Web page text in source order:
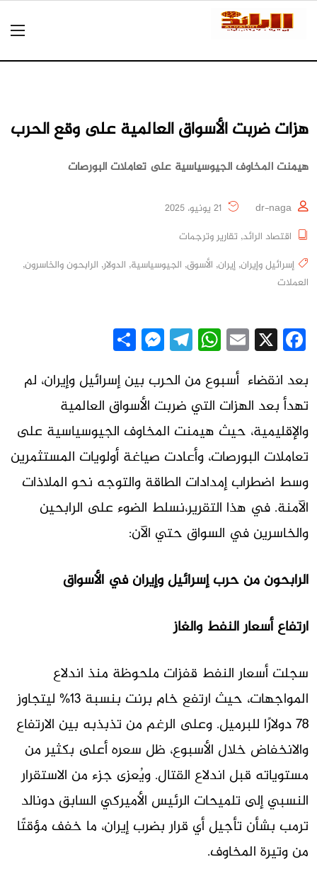
هزات ضربت الأسواق العالمية على وقع الحرب
هيمنت المخاوف الجيوسياسية على تعاملات البورصات
dr-naga
اقتصاد الرائد, تقارير وترجمات
إسرائيل وإيران, إيران, الأسوق, الجيوسياسية, الدولار, الرابحون والخاسرون,
العملات
Facebook
X
Email
WhatsApp
Telegram
Messenger
بعد انقضاء أسبوع من الحرب بين إسرائيل وإيران، لم
تهدأ بعد الهزات التي ضربت الأسواق العالمية
والإقليمية، حيث هيمنت المخاوف الجيوسياسية على
تعاملات البورصات، وأعادت صياغة أولويات المستثمرين
وسط اضطراب إمدادات الطاقة والتوجه نحو الملاذات
الآمنة. في هذا التقرير،نسلط الضوء على الرابحين
والخاسرين في السواق حتي الآن:
الرابحون من حرب إسرائيل وإيران في الأسواق
ارتفاع أسعار النفط والغاز
سجلت أسعار النفط قفزات ملحوظة منذ اندلاع
المواجهات، حيث ارتفع خام برنت بنسبة 13% ليتجاوز
78 دولارًا للبرميل. وعلى الرغم من تذبذبه بين الارتفاع
والانخفاض خلال الأسبوع، ظل سعره أعلى بكثير من
مستوياته قبل اندلاع القتال. ويُعزى جزء من الاستقرار
النسبي إلى تلميحات الرئيس الأميركي السابق دونالد
ترمب بشأن تأجيل أي قرار بضرب إيران، ما خفف مؤقتًا
من وتيرة المخاوف.